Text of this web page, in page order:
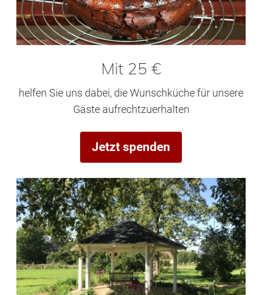
Mit 25 €
helfen Sie uns dabei, die Wunschküche für unsere
Gäste aufrechtzuerhalten
Jetzt spenden